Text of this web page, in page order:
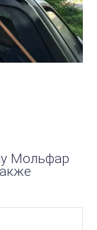
Мольфар